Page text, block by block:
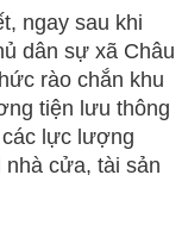
ngay sau khi
dân sự xã Châu
rào chắn khu
tiện lưu thông
lực lượng
cửa, tài sản